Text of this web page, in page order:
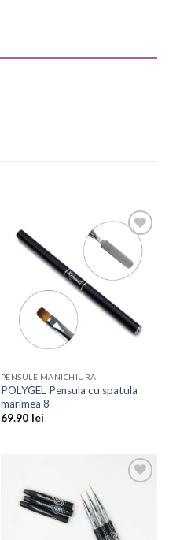
Add to
Wishlist
PENSULE MANICHIURA
POLYGEL Pensula cu spatula
marimea 8
69.90 lei